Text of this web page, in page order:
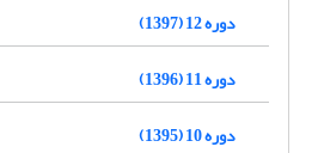
دوره 12 (1397)
دوره 11 (1396)
دوره 10 (1395)